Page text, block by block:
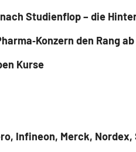
Studienflop – die
den Rang ab
Kurse
Infineon, Merck,